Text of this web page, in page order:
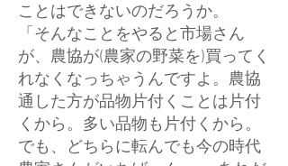
ことはできないのだろうか。
「そんなことをやると市場さん
が、農協が(農家の野菜を)買ってく
れなくなっちゃうんですよ。農協
通した方が品物片付くことは片付
くから。多い品物も片付くから。
でも、どちらに転んでも今の時代